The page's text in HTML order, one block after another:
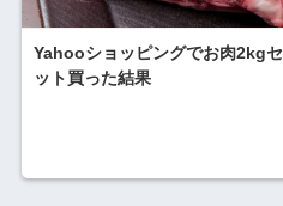
Yahooショッピングでお肉2kgセ
ット買った結果